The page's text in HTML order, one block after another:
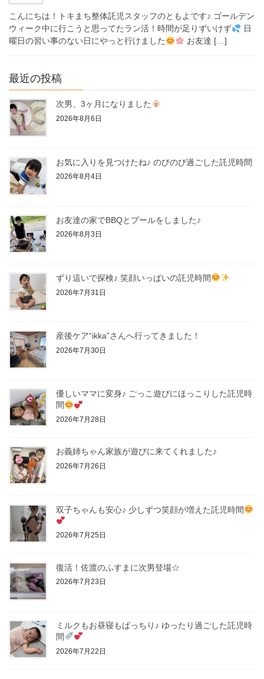
こんにちは！トキまち整体託児スタッフのともよです♪ ゴールデン
ウィーク中に行こうと思ってたラン活！時間が足りずいけず
日
曜日の習い事のない日にやっと行けました
お友達 […]
最近の投稿
次男、3ヶ月になりました
2026年8月6日
お気に入りを見つけたね♪ のびのび過ごした託児時間
2026年8月4日
お友達の家でBBQとプールをしました♪
2026年8月3日
ずり這いで探検♪ 笑顔いっぱいの託児時間
2026年7月31日
産後ケア“ikka”さんへ行ってきました！
2026年7月30日
優しいママに変身♪ ごっこ遊びにほっこりした託児時
間
2026年7月28日
お義姉ちゃん家族が遊びに来てくれました♪
2026年7月26日
双子ちゃんも安心♪ 少しずつ笑顔が増えた託児時間
2026年7月25日
復活！佐渡のふすまに次男登場☆
2026年7月23日
ミルクもお昼寝もばっちり♪ ゆったり過ごした託児時
間
2026年7月22日